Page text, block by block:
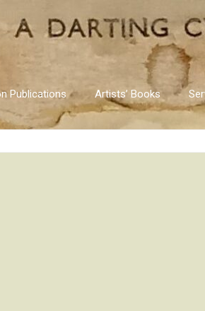
Publications Artists’ Books